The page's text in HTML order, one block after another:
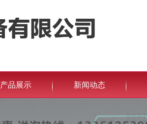
产品展示 新闻动态